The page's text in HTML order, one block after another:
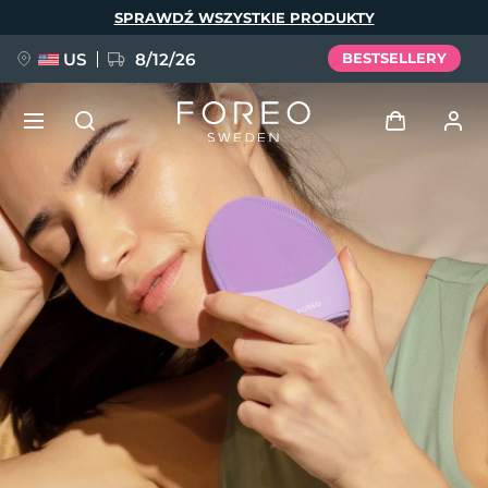
SPRAWDŹ WSZYSTKIE PRODUKTY
US 8/12/26 BESTSELLERY
Profil użytkownika
Moje urządzenia
Moje zamówienia
Moje adresy
Moje subskrypcje
NOWOŚĆ
FAQ™ Pure Beauty-Tech Elixir
BREAKING NEWS
issa™ Teeth Whitening Set
Język
English Deutsch
Español
Français
Italiano
Português
Svenska
Русский
Türkçe
简体中文 繁體中文